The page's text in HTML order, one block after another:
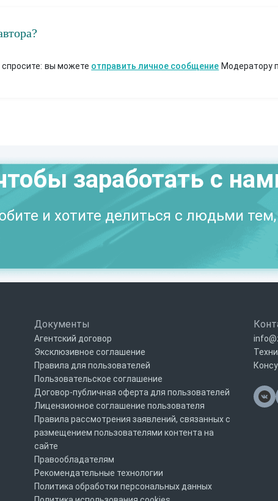
вы можете отправить личное сообщение Модератору
заработать с
и хотите делиться с людьми
Документы
Агентский договор
Эксклюзивное соглашение
Правила для пользователей
Пользовательское соглашение
Договор-публичная оферта для пользователей
Лицензионное соглашение пользователя
Правила рассмотрения заявлений, связанных с
размещением пользователями контента на
сайте
Правообладателям
Рекомендательные технологии
Политика обработки персональных данных